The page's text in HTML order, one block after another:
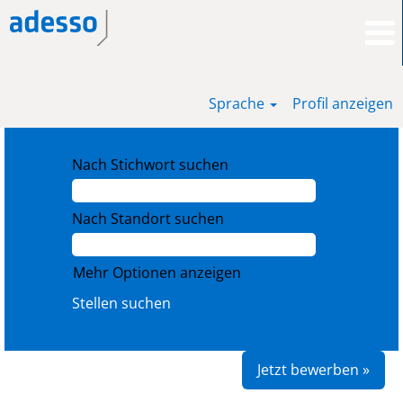
Sprache Profil anzeigen
Nach Stichwort suchen
Nach Standort suchen
Mehr Optionen anzeigen
Jetzt bewerben »